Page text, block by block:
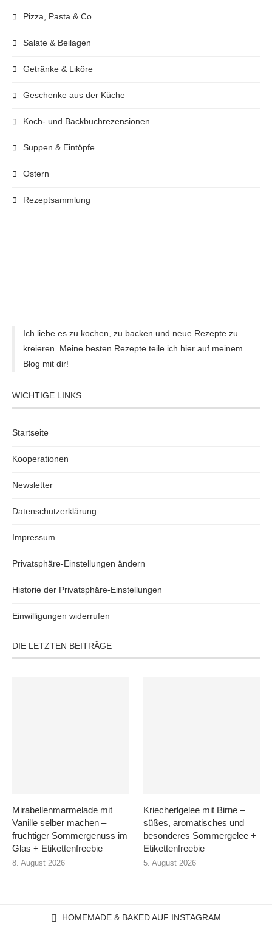
Pizza, Pasta & Co
Salate & Beilagen
Getränke & Liköre
Geschenke aus der Küche
Koch- und Backbuchrezensionen
Suppen & Eintöpfe
Ostern
Rezeptsammlung
Ich liebe es zu kochen, zu backen und neue Rezepte zu
kreieren. Meine besten Rezepte teile ich hier auf meinem
Blog mit dir!
WICHTIGE LINKS
Startseite
Kooperationen
Newsletter
Datenschutzerklärung
Impressum
Privatsphäre-Einstellungen ändern
Historie der Privatsphäre-Einstellungen
Einwilligungen widerrufen
DIE LETZTEN BEITRÄGE
Mirabellenmarmelade mit
Vanille selber machen –
fruchtiger Sommergenuss im
Glas + Etikettenfreebie
8. August 2026
Kriecherlgelee mit Birne –
süßes, aromatisches und
besonderes Sommergelee +
Etikettenfreebie
5. August 2026
HOMEMADE & BAKED AUF INSTAGRAM